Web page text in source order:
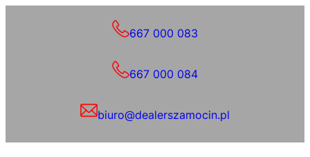
667 000 083
667 000 084
biuro@dealerszamocin.pl